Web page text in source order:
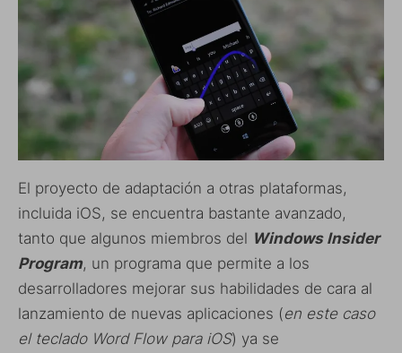
El proyecto de adaptación a otras plataformas,
incluida iOS, se encuentra bastante avanzado,
tanto que algunos miembros del Windows Insider
Program, un programa que permite a los
desarrolladores mejorar sus habilidades de cara al
lanzamiento de nuevas aplicaciones (en este caso
el teclado Word Flow para iOS) ya se